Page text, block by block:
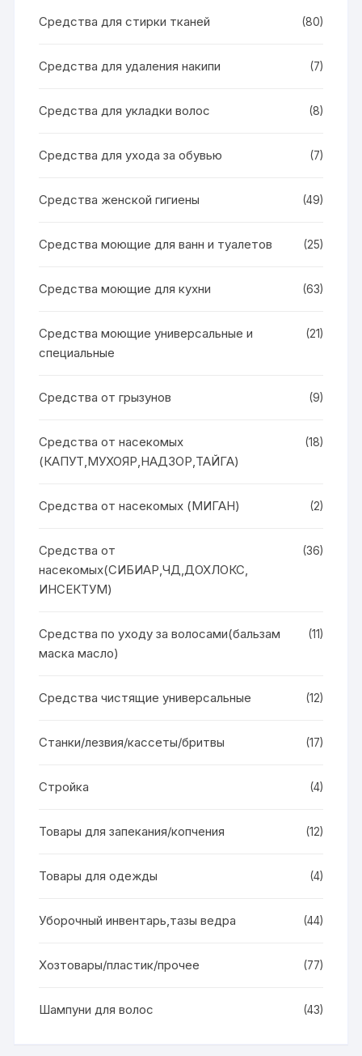
Средства для стирки тканей (80)
Средства для удаления накипи (7)
Средства для укладки волос (8)
Средства для ухода за обувью (7)
Средства женской гигиены (49)
Средства моющие для ванн и туалетов (25)
Средства моющие для кухни (63)
Средства моющие универсальные и
специальные
(21)
Средства от грызунов (9)
Средства от насекомых
(КАПУТ,МУХОЯР,НАДЗОР,ТАЙГА)
(18)
Средства от насекомых (МИГАН) (2)
Средства от
насекомых(СИБИАР,ЧД,ДОХЛОКС,
ИНСЕКТУМ)
(36)
Средства по уходу за волосами(бальзам
маска масло)
(11)
Средства чистящие универсальные (12)
Станки/лезвия/кассеты/бритвы (17)
Стройка (4)
Товары для запекания/копчения (12)
Товары для одежды (4)
Уборочный инвентарь,тазы ведра (44)
Хозтовары/пластик/прочее (77)
Шампуни для волос (43)